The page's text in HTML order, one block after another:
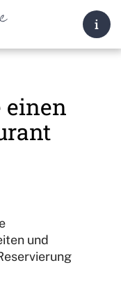
i
einen
und